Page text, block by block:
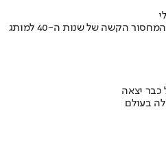
איך אסם הפכה את תקופת הצנע והמחסור הקשה של שנות ה-40 למותג
כבר יצאה
בעולם